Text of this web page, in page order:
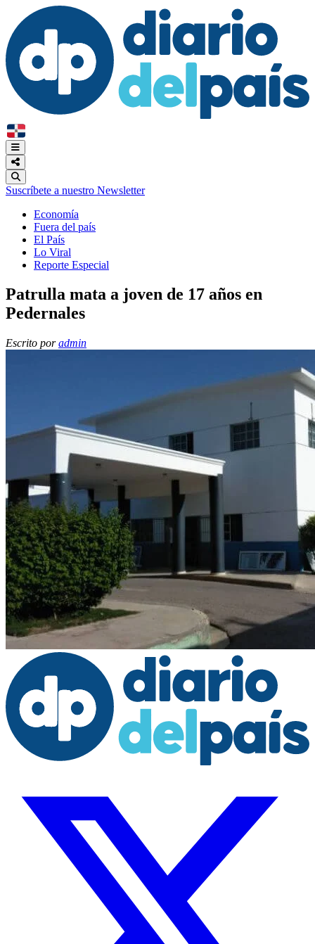
Suscríbete a nuestro Newsletter
Economía
Fuera del país
El País
Lo Viral
Reporte Especial
Patrulla mata a joven de 17 años en
Pedernales
Escrito poradmin